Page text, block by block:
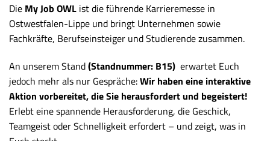
Die My Job OWL ist die führende Karrieremesse in
Ostwestfalen-Lippe und bringt Unternehmen sowie
Fachkräfte, Berufseinsteiger und Studierende zusammen.
An unserem Stand(Standnummer: B15) erwartet Euch
jedoch mehr als nur Gespräche:Wir haben eine interaktive
Aktion vorbereitet, die Sie herausfordert und begeistert!
Erlebt eine spannende Herausforderung, die Geschick,
Teamgeist oder Schnelligkeit erfordert – und zeigt, was in